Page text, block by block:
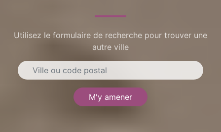
Utilisez le formulaire de recherche pour trouver une
autre ville
M'y amener